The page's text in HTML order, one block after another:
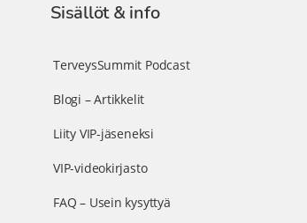
Sisällöt & info
TerveysSummit Podcast
Blogi – Artikkelit
Liity VIP-jäseneksi
VIP-videokirjasto
FAQ – Usein kysyttyä